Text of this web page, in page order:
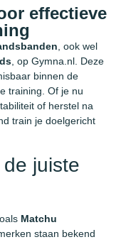
effectieve
, ook wel
, op Gymna.nl. Deze
binnen de
training. Of je nu
of herstel na
train je doelgericht
juiste
Matchu
staan bekend